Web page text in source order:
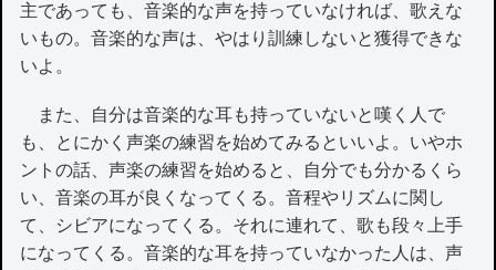
主であっても、音楽的な声を持っていなければ、歌えな
いもの。音楽的な声は、やはり訓練しないと獲得できな
いよ。
また、自分は音楽的な耳も持っていないと嘆く人で
も、とにかく声楽の練習を始めてみるといいよ。いやホ
ントの話、声楽の練習を始めると、自分でも分かるくら
い、音楽の耳が良くなってくる。音程やリズムに関し
て、シビアになってくる。それに連れて、歌も段々上手
になってくる。音楽的な耳を持っていなかった人は、声